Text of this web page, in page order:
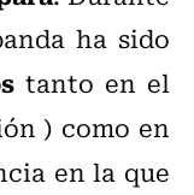
ha sido
tanto en el
) como en
en la que